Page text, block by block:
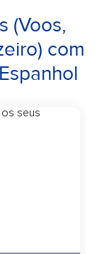
(Voos,
com